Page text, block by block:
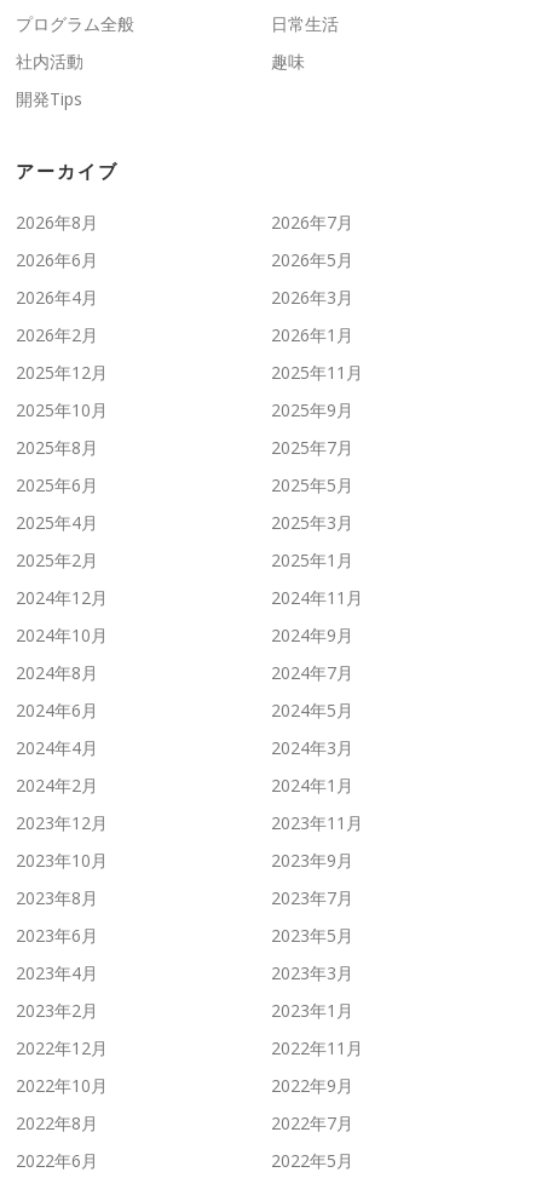
プログラム全般
日常生活
社内活動
趣味
開発Tips
アーカイブ
2026年8月
2026年7月
2026年6月
2026年5月
2026年4月
2026年3月
2026年2月
2026年1月
2025年12月
2025年11月
2025年10月
2025年9月
2025年8月
2025年7月
2025年6月
2025年5月
2025年4月
2025年3月
2025年2月
2025年1月
2024年12月
2024年11月
2024年10月
2024年9月
2024年8月
2024年7月
2024年6月
2024年5月
2024年4月
2024年3月
2024年2月
2024年1月
2023年12月
2023年11月
2023年10月
2023年9月
2023年8月
2023年7月
2023年6月
2023年5月
2023年4月
2023年3月
2023年2月
2023年1月
2022年12月
2022年11月
2022年10月
2022年9月
2022年8月
2022年7月
2022年6月
2022年5月